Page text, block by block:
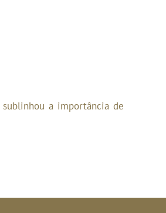
sublinhou a importância de